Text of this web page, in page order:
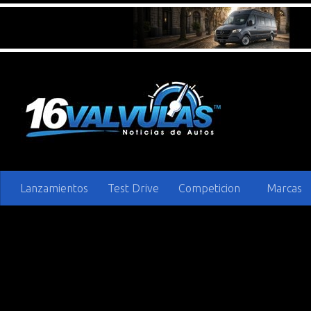
Lanzamientos Test Drive Competicion Marcas